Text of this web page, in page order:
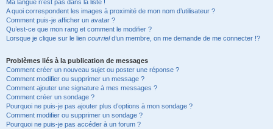
Ma langue n’est pas dans la liste !
A quoi correspondent les images à proximité de mon nom d’utilisateur ?
Comment puis-je afficher un avatar ?
Qu’est-ce que mon rang et comment le modifier ?
Lorsque je clique sur le lien courrield’un membre, on me demande de me connecter !?
Problèmes liés à la publication de messages
Comment créer un nouveau sujet ou poster une réponse ?
Comment modifier ou supprimer un message ?
Comment ajouter une signature à mes messages ?
Comment créer un sondage ?
Pourquoi ne puis-je pas ajouter plus d’options à mon sondage ?
Comment modifier ou supprimer un sondage ?
Pourquoi ne puis-je pas accéder à un forum ?